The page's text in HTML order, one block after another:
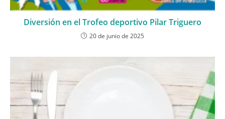
Diversión en el Trofeo deportivo Pilar Triguero
20 de junio de 2025